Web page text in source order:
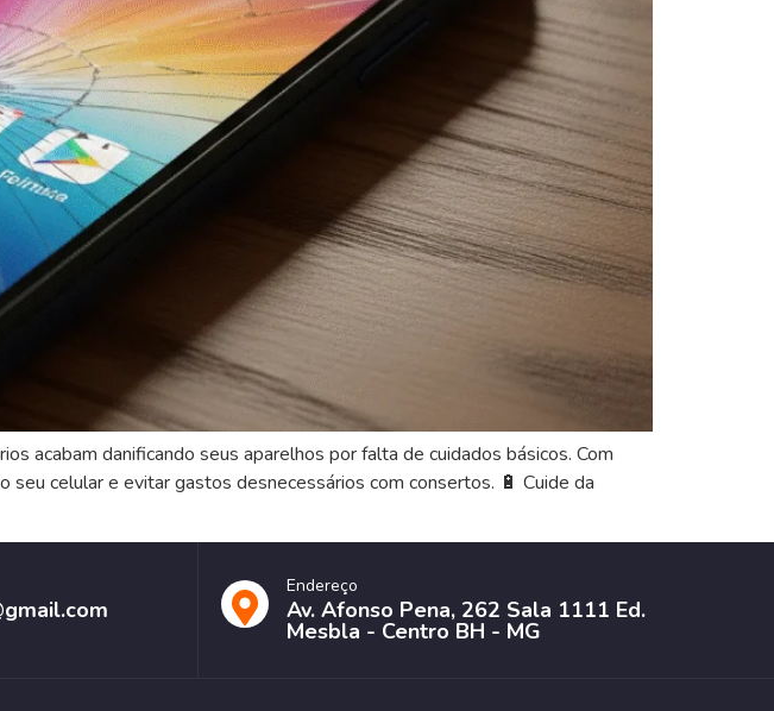
acabam danificando seus aparelhos por falta de cuidados básicos. Com
celular e evitar gastos desnecessários com consertos. 🔋 Cuide da
Endereço
Av. Afonso Pena, 262 Sala 1111 Ed.
Mesbla - Centro BH - MG